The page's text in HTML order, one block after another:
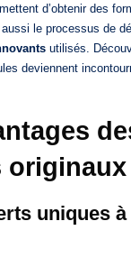
d’obtenir des
le processus de
utilisés.
deviennent
originaux
uniques